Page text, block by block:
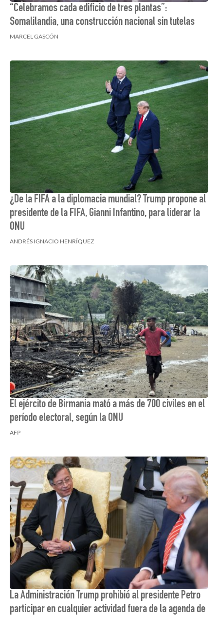
“Celebramos cada edificio de tres plantas”:
Somalilandia, una construcción nacional sin tutelas
MARCEL GASCÓN
¿De la FIFA a la diplomacia mundial? Trump propone al
presidente de la FIFA, Gianni Infantino, para liderar la
ONU
ANDRÉS IGNACIO HENRÍQUEZ
El ejército de Birmania mató a más de 700 civiles en el
período electoral, según la ONU
AFP
La Administración Trump prohibió al presidente Petro
participar en cualquier actividad fuera de la agenda de